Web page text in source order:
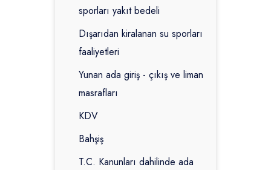
sporları yakıt bedeli
Dışarıdan kiralanan su sporları
faaliyetleri
Yunan ada giriş - çıkış ve liman
masrafları
KDV
Bahşiş
T.C. Kanunları dahilinde ada